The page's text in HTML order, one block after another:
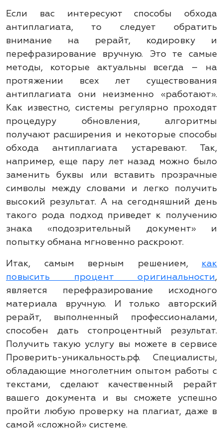
Если вас интересуют способы обхода
антиплагиата, то следует обратить
внимание на рерайт, кодировку и
перефразирование вручную. Это те самые
методы, которые актуальны всегда – на
протяжении всех лет существования
антиплагиата они неизменно «работают».
Как известно, системы регулярно проходят
процедуру обновления, алгоритмы
получают расширения и некоторые способы
обхода антиплагиата устаревают. Так,
например, еще пару лет назад можно было
заменить буквы или вставить прозрачные
символы между словами и легко получить
высокий результат. А на сегодняшний день
такого рода подход приведет к получению
знака «подозрительный документ» и
попытку обмана мгновенно раскроют.
Итак, самым верным решением, как
повысить процент оригинальности,
является перефразирование исходного
материала вручную. И только авторский
рерайт, выполненный профессионалами,
способен дать стопроцентный результат.
Получить такую услугу вы можете в сервисе
Проверить-уникальность.рф. Специалисты,
обладающие многолетним опытом работы с
текстами, сделают качественный рерайт
вашего документа и вы сможете успешно
пройти любую проверку на плагиат, даже в
самой «сложной» системе.